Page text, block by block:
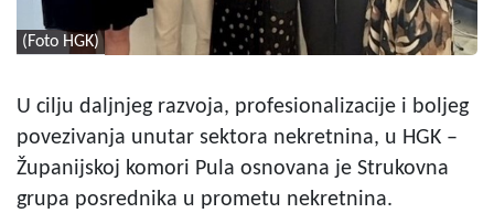
(Foto HGK)
U cilju daljnjeg razvoja, profesionalizacije i boljeg
povezivanja unutar sektora nekretnina, u HGK –
Županijskoj komori Pula osnovana je Strukovna
grupa posrednika u prometu nekretnina.